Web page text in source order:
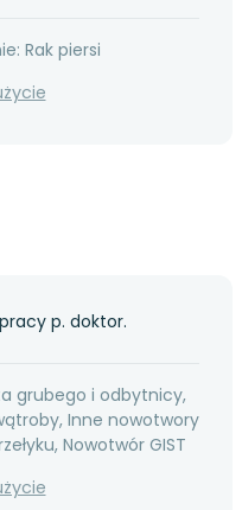
Rak piersi
p. doktor.
grubego i odbytnicy,
Inne nowotwory
Nowotwór GIST